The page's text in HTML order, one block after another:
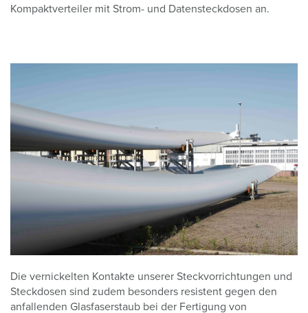
Kompaktverteiler mit Strom- und Datensteckdosen an.
Die vernickelten Kontakte unserer Steckvorrichtungen und
Steckdosen sind zudem besonders resistent gegen den
anfallenden Glasfaserstaub bei der Fertigung von